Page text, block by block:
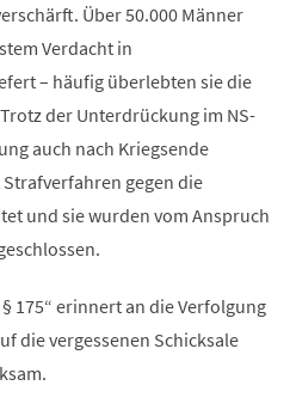
Über 50.000 Männer
Verdacht in
– häufig überlebten sie die
der Unterdrückung im NS-
auch nach Kriegsende
gegen die
und sie wurden vom Anspruch
175“ erinnert an die Verfolgung
die vergessenen Schicksale